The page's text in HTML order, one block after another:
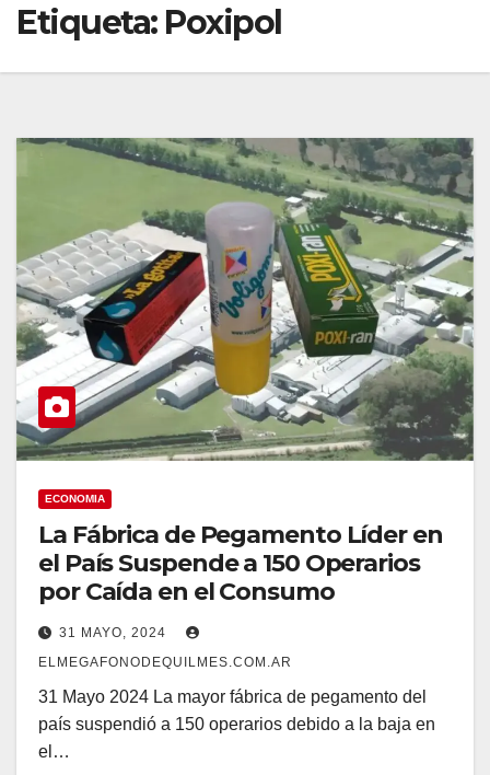
Etiqueta: Poxipol
ECONOMIA
La Fábrica de Pegamento Líder en
el País Suspende a 150 Operarios
por Caída en el Consumo
31 MAYO, 2024
ELMEGAFONODEQUILMES.COM.AR
31 Mayo 2024 La mayor fábrica de pegamento del
país suspendió a 150 operarios debido a la baja en
el…